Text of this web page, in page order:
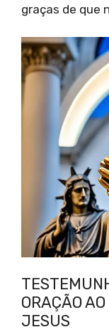
graças de que
ORAÇÃO
JESUS